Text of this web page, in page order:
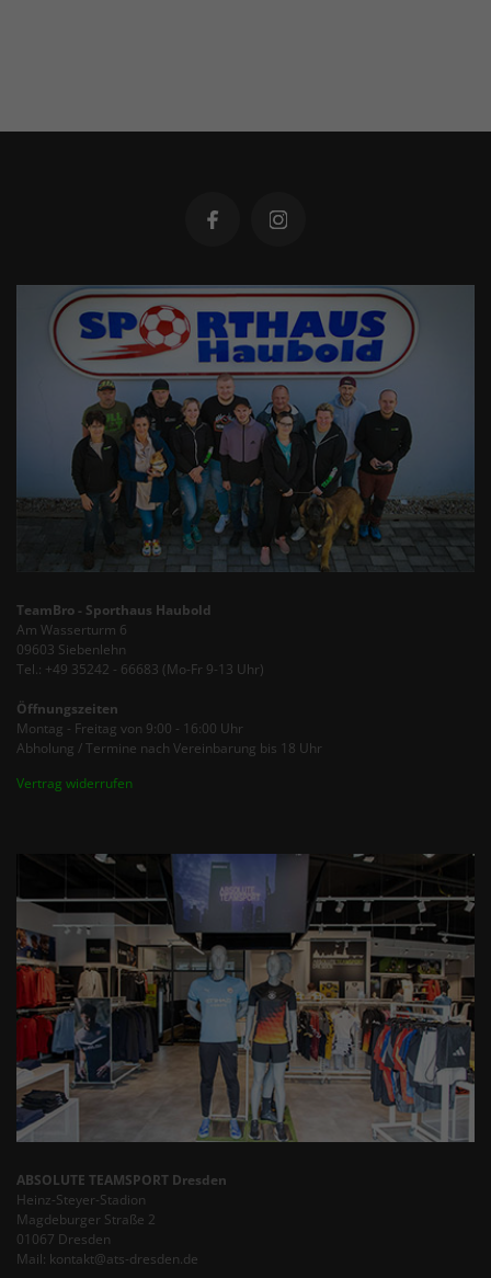
TeamBro - Sporthaus Haubold
Am Wasserturm 6
09603 Siebenlehn
Tel.: +49 35242 - 66683 (Mo-Fr 9-13 Uhr)
Öffnungszeiten
Montag - Freitag von 9:00 - 16:00 Uhr
Abholung / Termine nach Vereinbarung bis 18 Uhr
Vertrag widerrufen
ABSOLUTE TEAMSPORT Dresden
Heinz-Steyer-Stadion
Magdeburger Straße 2
01067 Dresden
Mail: kontakt@ats-dresden.de